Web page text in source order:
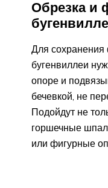
Обрезка и
Для
бугенвиллеи
опоре и
бечевкой, не
Подойдут не
горшечные
или фигурные